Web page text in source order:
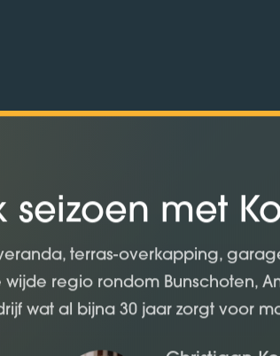
seizoen met
terras-overkapping,
wijde regio rondom Bunschoten,
wat al bijna 30 jaar zorgt voor